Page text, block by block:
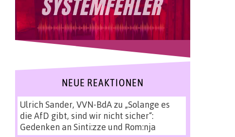
NEUE REAKTIONEN
Ulrich Sander, VVN-BdAzu „Solange es
die AfD gibt, sind wir nicht sicher“:
Gedenken an Sinti:zze und Rom:nja